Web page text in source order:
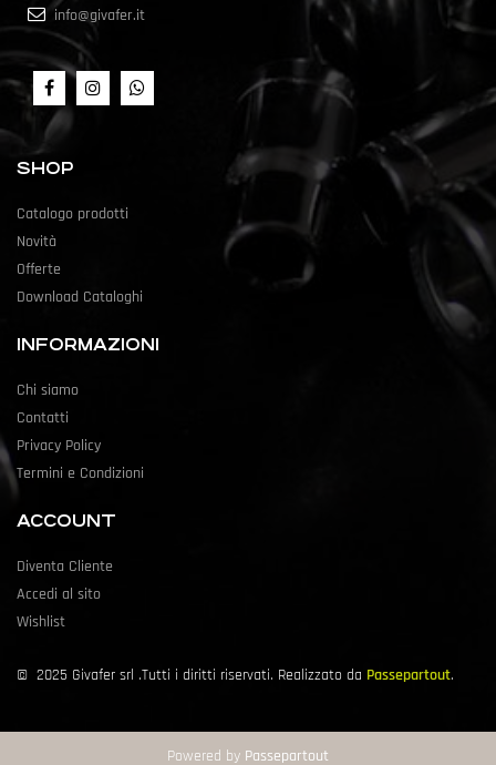
info@givafer.it
SHOP
Catalogo prodotti
Novità
Offerte
Download Cataloghi
INFORMAZIONI
Chi siamo
Contatti
Privacy Policy
Termini e Condizioni
ACCOUNT
Diventa Cliente
Accedi al sito
Wishlist
© 2025 Givafer srl .Tutti i diritti riservati. Realizzato da Passepartout.
Powered by Passepartout